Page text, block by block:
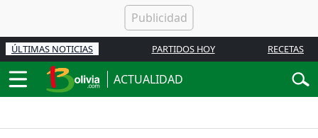
ÚLTIMAS NOTICIAS PARTIDOS HOY RECETAS
ACTUALIDAD